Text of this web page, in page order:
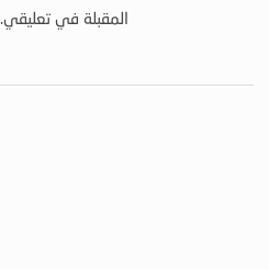
المقبلة في تعليقي.